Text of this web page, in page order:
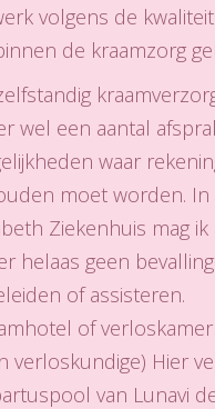
volgens de
de kraamzorg
wel een aantal
waar
moet worden.
Ziekenhuis mag ik
helaas geen
of assisteren.
of
verloskundige) Hier
van Lunavi